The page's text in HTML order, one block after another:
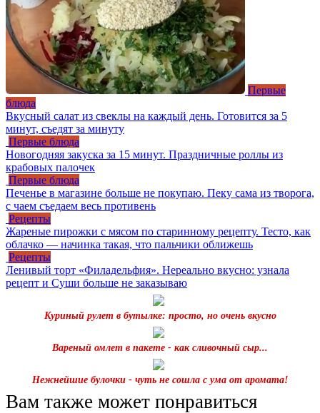
Первые
блюда
Вкусный салат из свеклы на каждый день. Готовится за 5
минут, съедят за минуту
Первые блюда
Новогодняя закуска за 15 минут. Праздничные роллы из
крабовых палочек
Первые блюда
Печенье в магазине больше не покупаю. Пеку сама из творога,
с чаем съедаем весь противень
Рецепты
Жареные пирожки с мясом по старинному рецепту. Тесто, как
облачко — начинка такая, что пальчики оближешь
Рецепты
Ленивый торт «Филадельфия». Нереально вкусно: узнала
рецепт и Суши больше не заказываю
Куриный рулет в бутылке: просто, но очень вкусно
Вареный омлет в пакете - как сливочный сыр...
Нежнейшие булочки - чуть не сошла с ума от аромата!
Вам также может понравиться